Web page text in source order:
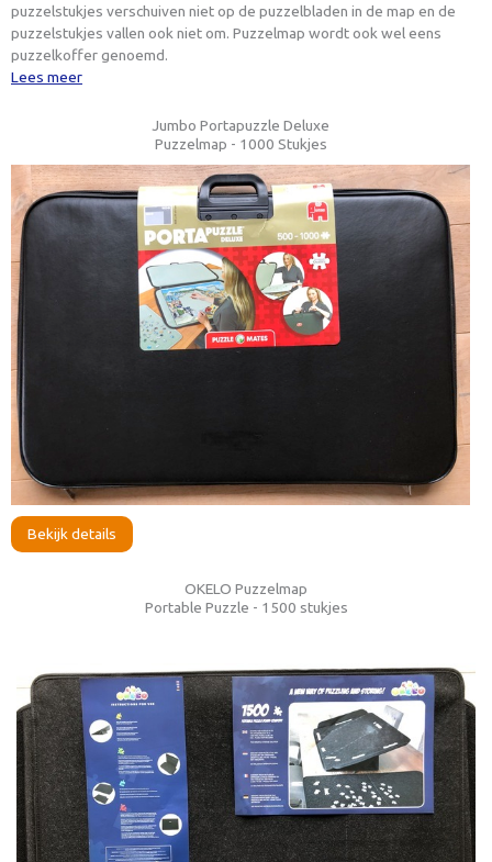
puzzelstukjes verschuiven niet op de puzzelbladen in de map en de
puzzelstukjes vallen ook niet om. Puzzelmap wordt ook wel eens
puzzelkoffer genoemd.
Lees meer
Jumbo Portapuzzle Deluxe
Puzzelmap - 1000 Stukjes
Bekijk details
OKELO Puzzelmap
Portable Puzzle - 1500 stukjes